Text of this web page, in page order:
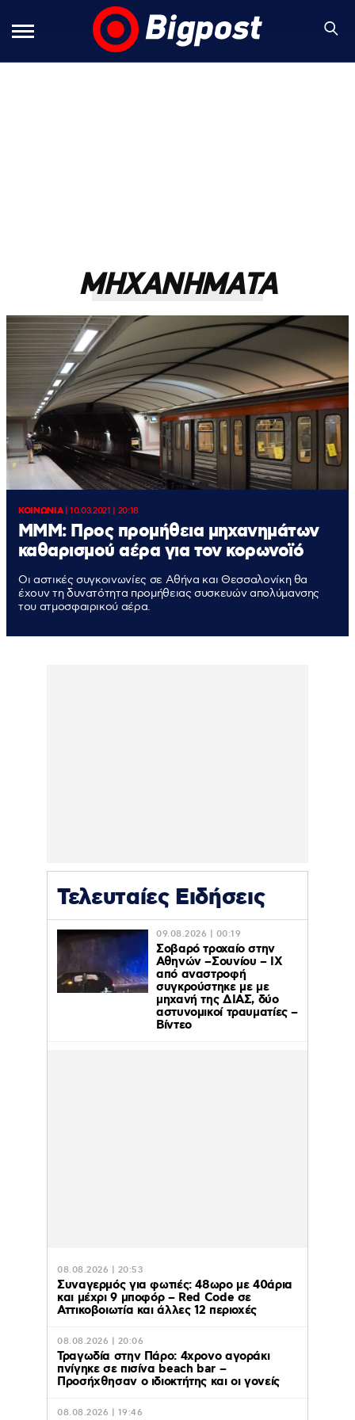
ΜΗΧΑΝΗΜΑΤΑ
ΚΟΙΝΩΝΙΑ|10.03.2021 | 20:18
ΜΜΜ: Προς προμήθεια μηχανημάτων
καθαρισμού αέρα για τον κορωνοϊό
Οι αστικές συγκοινωνίες σε Αθήνα και Θεσσαλονίκη θα
έχουν τη δυνατότητα προμήθειας συσκευών απολύμανσης
του ατμοσφαιρικού αέρα.
Τελευταίες Ειδήσεις
09.08.2026 | 00:19
Σοβαρό τροχαίο στην
Αθηνών –Σουνίου – ΙΧ
από αναστροφή
συγκρούστηκε με με
μηχανή της ΔΙΑΣ, δύο
αστυνομικοί τραυματίες –
Βίντεο
08.08.2026 | 20:53
Συναγερμός για φωτιές: 48ωρο με 40άρια
και μέχρι 9 μποφόρ – Red Code σε
Αττικοβοιωτία και άλλες 12 περιοχές
08.08.2026 | 20:06
Τραγωδία στην Πάρο: 4χρονο αγοράκι
πνίγηκε σε πισίνα beach bar –
Προσήχθησαν ο ιδιοκτήτης και οι γονείς
08.08.2026 | 19:46